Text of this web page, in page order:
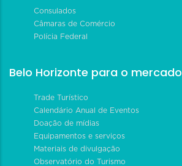
Consulados
Câmaras de Comércio
Polícia Federal
Belo Horizonte para o mercado
Trade Turístico
Calendário Anual de Eventos
Doação de mídias
Equipamentos e serviços
Materiais de divulgação
Observatório do Turismo